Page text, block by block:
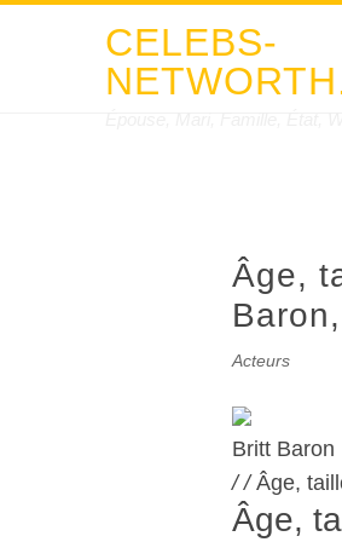
CELEBS-
Âge,
Acteurs
Britt Baron
/ /Âge,
Âge,